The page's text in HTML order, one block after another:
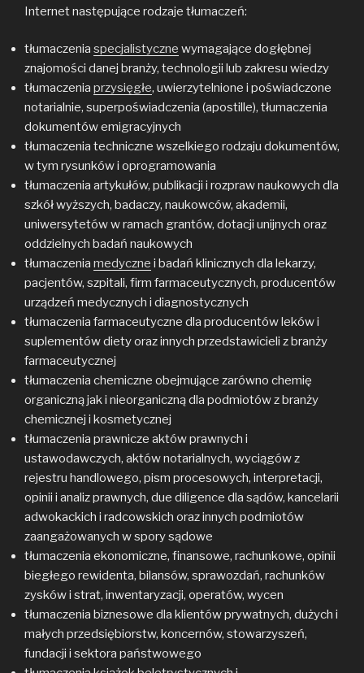
Internet następujące rodzaje tłumaczeń:
tłumaczenia specjalistyczne wymagające dogłębnej
znajomości danej branży, technologii lub zakresu wiedzy
tłumaczenia przysięgłe, uwierzytelnione i poświadczone
notarialnie, superpoświadczenia (apostille), tłumaczenia
dokumentów emigracyjnych
tłumaczenia techniczne wszelkiego rodzaju dokumentów,
w tym rysunków i oprogramowania
tłumaczenia artykułów, publikacji i rozpraw naukowych dla
szkół wyższych, badaczy, naukowców, akademii,
uniwersytetów w ramach grantów, dotacji unijnych oraz
oddzielnych badań naukowych
tłumaczenia medyczne i badań klinicznych dla lekarzy,
pacjentów, szpitali, firm farmaceutycznych, producentów
urządzeń medycznych i diagnostycznych
tłumaczenia farmaceutyczne dla producentów leków i
suplementów diety oraz innych przedstawicieli z branży
farmaceutycznej
tłumaczenia chemiczne obejmujące zarówno chemię
organiczną jak i nieorganiczną dla podmiotów z branży
chemicznej i kosmetycznej
tłumaczenia prawnicze aktów prawnych i
ustawodawczych, aktów notarialnych, wyciągów z
rejestru handlowego, pism procesowych, interpretacji,
opinii i analiz prawnych, due diligence dla sądów, kancelarii
adwokackich i radcowskich oraz innych podmiotów
zaangażowanych w spory sądowe
tłumaczenia ekonomiczne, finansowe, rachunkowe, opinii
biegłego rewidenta, bilansów, sprawozdań, rachunków
zysków i strat, inwentaryzacji, operatów, wycen
tłumaczenia biznesowe dla klientów prywatnych, dużych i
małych przedsiębiorstw, koncernów, stowarzyszeń,
fundacji i sektora państwowego